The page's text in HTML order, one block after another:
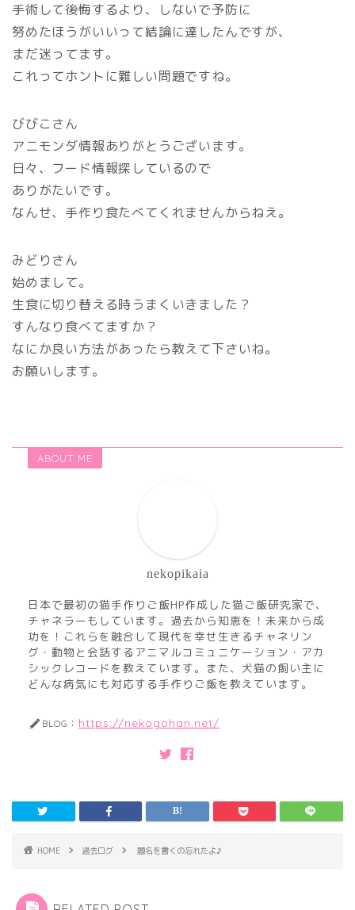
手術して後悔するより、しないで予防に
努めたほうがいいって結論に達したんですが、
まだ迷ってます。
これってホントに難しい問題ですね。
びびこさん
アニモンダ情報ありがとうございます。
日々、フード情報探しているので
ありがたいです。
なんせ、手作り食たべてくれませんからねえ。
みどりさん
始めまして。
生食に切り替える時うまくいきました？
すんなり食べてますか？
なにか良い方法があったら教えて下さいね。
お願いします。
ABOUT ME
nekopikaia
日本で最初の猫手作りご飯HP作成した猫ご飯研究家で、
チャネラーもしています。過去から知恵を！未来から成
功を！これらを融合して現代を幸せ生きるチャネリン
グ・動物と会話するアニマルコミュニケーション・アカ
シックレコードを教えています。また、犬猫の飼い主に
どんな病気にも対応する手作りご飯を教えています。
BLOG： https://nekogohan.net/
HOME 過去ログ 題名を書くの忘れたよ♪